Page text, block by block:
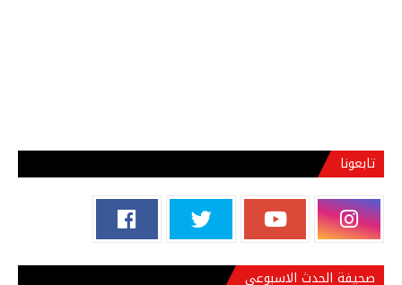
تابعونا
صحيفة الحدث الاسبوعي